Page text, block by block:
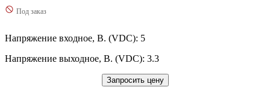
Под заказ
Напряжение входное, В. (VDC): 5
Напряжение выходное, В. (VDC): 3.3
Запросить цену